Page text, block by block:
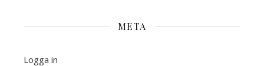
META
Logga in